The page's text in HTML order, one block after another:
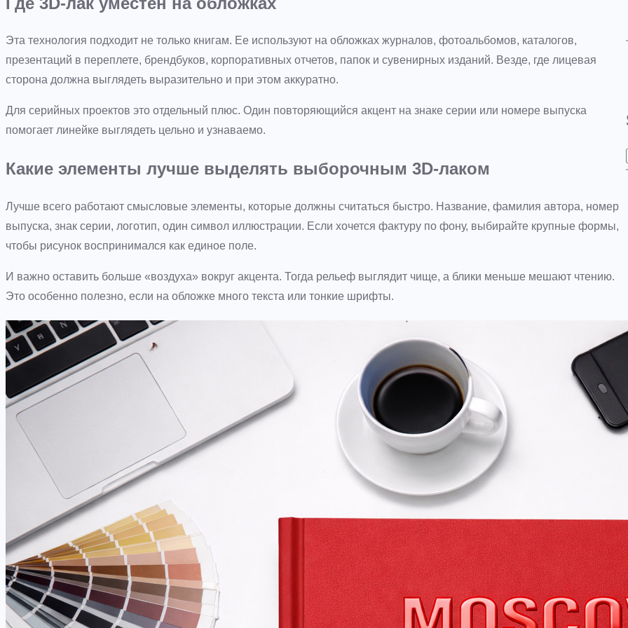
Эта технология подходит не только книгам. Ее используют на обложках журналов, фотоальбомов, каталогов,
презентаций в переплете, брендбуков, корпоративных отчетов, папок и сувенирных изданий. Везде, где лицевая
сторона должна выглядеть выразительно и при этом аккуратно.
Для серийных проектов это отдельный плюс. Один повторяющийся акцент на знаке серии или номере выпуска
помогает линейке выглядеть цельно и узнаваемо.
Какие элементы лучше выделять выборочным 3D-лаком
Лучше всего работают смысловые элементы, которые должны считаться быстро. Название, фамилия автора, номер
выпуска, знак серии, логотип, один символ иллюстрации. Если хочется фактуру по фону, выбирайте крупные формы,
чтобы рисунок воспринимался как единое поле.
И важно оставить больше «воздуха» вокруг акцента. Тогда рельеф выглядит чище, а блики меньше мешают чтению.
Это особенно полезно, если на обложке много текста или тонкие шрифты.